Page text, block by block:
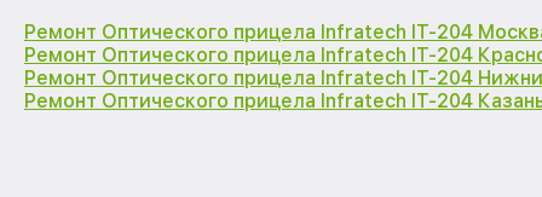
Ремонт Оптического прицела Infratech IT-204
Ремонт Оптического прицела Infratech IT-204
Ремонт Оптического прицела Infratech IT-204
Ремонт Оптического прицела Infratech IT-204